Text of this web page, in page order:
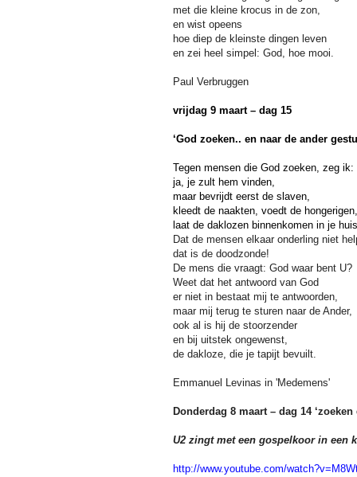
met die kleine krocus in de zon,
en wist opeens
hoe diep de kleinste dingen leven
en zei heel simpel: God, hoe mooi.
Paul Verbruggen
vrijdag 9 maart – dag 15
‘God zoeken.. en naar de ander
Tegen mensen die God zoeken, zeg ik:
ja, je zult hem vinden,
maar bevrijdt eerst de slaven,
kleedt de naakten, voedt de hongerigen,
laat de daklozen binnenkomen in je huis.
Dat de mensen elkaar onderling niet
dat is de doodzonde!
De mens die vraagt: God waar bent U?
Weet dat het antwoord van God
er niet in bestaat mij te antwoorden,
maar mij terug te sturen naar de Ander,
ook al is hij de stoorzender
en bij uitstek ongewenst,
de dakloze, die je tapijt bevuilt.
Emmanuel Levinas in 'Medemens'
Donderdag 8 maart – dag 14 ‘zoeken
U2 zingt met een gospelkoor in een
http://www.youtube.com/